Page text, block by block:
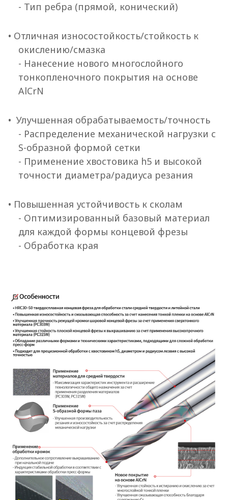
- Тип ребра (прямой, конический)
• Отличная износостойкость/стойкость к
окислению/смазка
- Нанесение нового многослойного
тонкопленочного покрытия на основе
AlCrN
• Улучшенная обрабатываемость/точность
- Распределение механической нагрузки с
S-образной формой сетки
- Применение хвостовика h5 и высокой
точности диаметра/радиуса резания
• Повышенная устойчивость к сколам
- Оптимизированный базовый материал
для каждой формы концевой фрезы
- Обработка края